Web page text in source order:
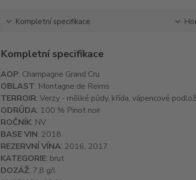
Kompletní specifikace
Kompletní specifikace
AOP: Champagne Grand Cru
OBLAST: Montagne de Reims
TERROIR: Verzy - mělké půdy, křída, vápencové
ODRŮDA: 100 % Pinot noir
ROČNÍK: NV
BASE VIN: 2018
REZERVNÍ VÍNA: 2016, 2017
KATEGORIE: brut
DOZÁŽ: 7,8 g/l